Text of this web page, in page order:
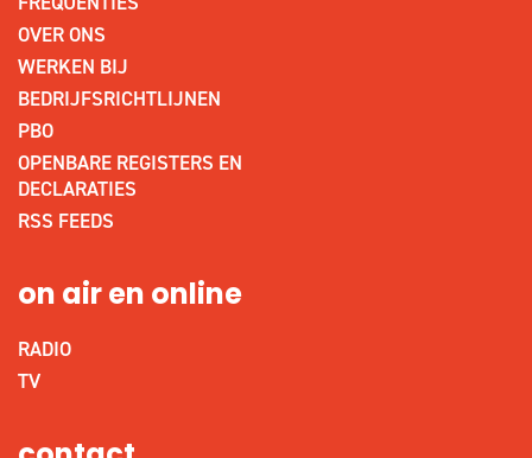
OVER ONS
WERKEN BIJ
BEDRIJFSRICHTLIJNEN
PBO
OPENBARE REGISTERS EN
DECLARATIES
RSS FEEDS
on air en online
RADIO
TV